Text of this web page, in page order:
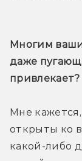
Многим
даже
привлекает?
Мне
открыты ко
какой-либо